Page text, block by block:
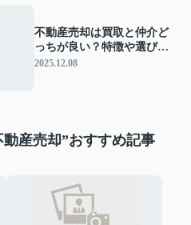
不動産売却は買取と仲介ど
っちが良い？特徴や選び方
を解説
2025.12.08
産売却”おすすめ記事